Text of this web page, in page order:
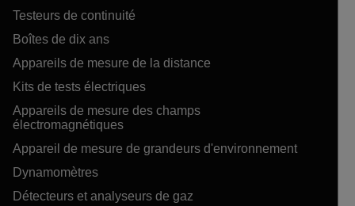
Testeurs de continuité
Boîtes de dix ans
Appareils de mesure de la distance
Kits de tests électriques
Appareils de mesure des champs
électromagnétiques
Appareil de mesure de grandeurs d'environnement
Dynamomètres
Détecteurs et analyseurs de gaz